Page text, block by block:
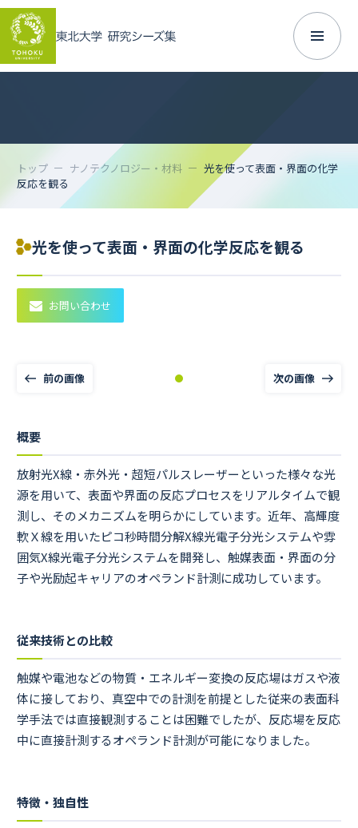
トップ ナノテクノロジー・材料
光を使って表面・界面の化学
反応を観る
光を使って表面・界面の化学反応を観る
お問い合わせ
前の画像 次の画像
概要
放射光X線・赤外光・超短パルスレーザーといった様々な光
源を用いて、表面や界面の反応プロセスをリアルタイムで観
測し、そのメカニズムを明らかにしています。近年、高輝度
軟Ｘ線を用いたピコ秒時間分解X線光電子分光システムや雰
囲気X線光電子分光システムを開発し、触媒表面・界面の分
子や光励起キャリアのオペランド計測に成功しています。
従来技術との比較
触媒や電池などの物質・エネルギー変換の反応場はガスや液
体に接しており、真空中での計測を前提とした従来の表面科
学手法では直接観測することは困難でしたが、反応場を反応
中に直接計測するオペランド計測が可能になりました。
特徴・独自性